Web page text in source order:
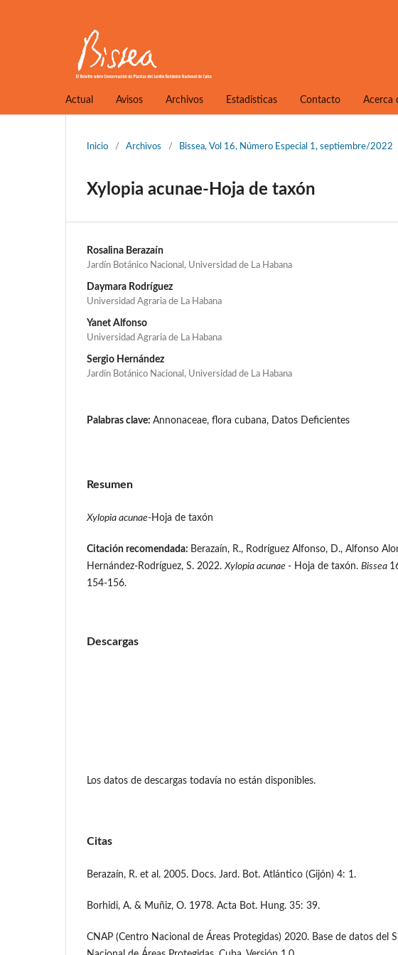
Actual Avisos Archivos Estadisticas Contacto Acerca
Inicio / Archivos / Bissea, Vol 16, Número Especial 1, septiembre/2022
Xylopia acunae-Hoja de taxón
Rosalina Berazaín
Jardín Botánico Nacional, Universidad de La Habana
Daymara Rodríguez
Universidad Agraria de La Habana
Yanet Alfonso
Universidad Agraria de La Habana
Sergio Hernández
Jardín Botánico Nacional, Universidad de La Habana
Palabras clave: Annonaceae, flora cubana, Datos Deficientes
Resumen
Xylopia acunae-Hoja de taxón
Citación recomendada: Berazaín, R., Rodríguez Alfonso, D., Alfonso
Hernández-Rodríguez, S. 2022.Xylopia acunae - Hoja de taxón. Bissea
154-156.
Descargas
Los datos de descargas todavía no están disponibles.
Citas
Berazaín, R. et al. 2005. Docs. Jard. Bot. Atlántico (Gijón) 4: 1.
Borhidi, A. & Muñiz, O. 1978. Acta Bot. Hung. 35: 39.
CNAP (Centro Nacional de Áreas Protegidas) 2020. Base de datos del